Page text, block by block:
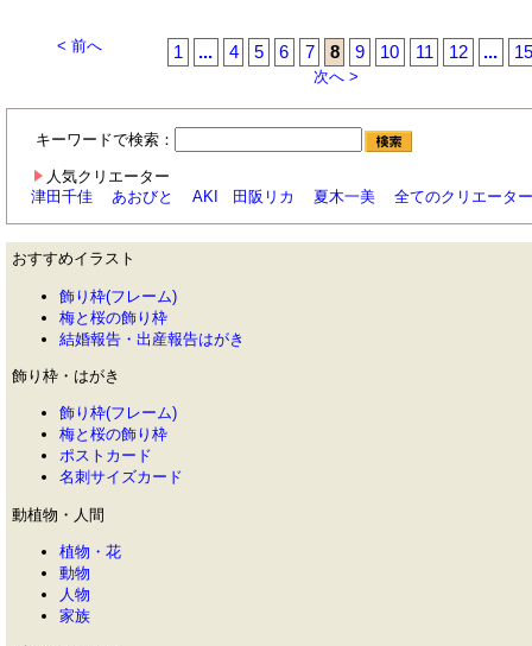
< 前へ 1 ... 4 5 6 7 8 9 10 11 12 ... 15
次へ >
キーワードで検索：
人気クリエーター
津田千佳
あおびと AKI 田阪リカ 夏木一美 全てのクリエーター
おすすめイラスト
飾り枠(フレーム)
梅と桜の飾り枠
結婚報告・出産報告はがき
飾り枠・はがき
飾り枠(フレーム)
梅と桜の飾り枠
ポストカード
名刺サイズカード
動植物・人間
植物・花
動物
人物
家族